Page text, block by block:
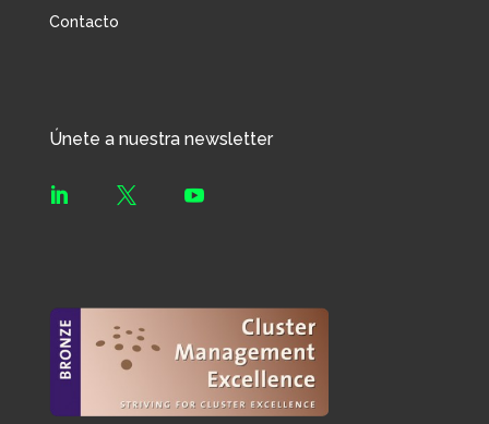
Contacto
Únete a nuestra newsletter
  